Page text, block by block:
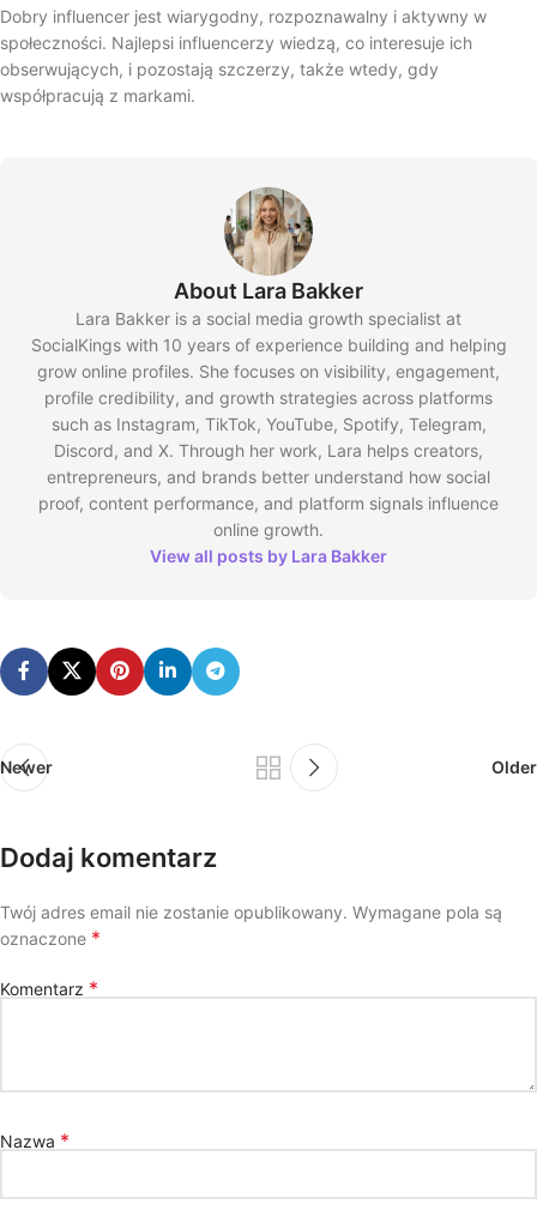
Dobry influencer jest wiarygodny, rozpoznawalny i aktywny w
społeczności. Najlepsi influencerzy wiedzą, co interesuje ich
obserwujących, i pozostają szczerzy, także wtedy, gdy
współpracują z markami.
About Lara Bakker
Lara Bakker is a social media growth specialist at
SocialKings with 10 years of experience building and helping
grow online profiles. She focuses on visibility, engagement,
profile credibility, and growth strategies across platforms
such as Instagram, TikTok, YouTube, Spotify, Telegram,
Discord, and X. Through her work, Lara helps creators,
entrepreneurs, and brands better understand how social
proof, content performance, and platform signals influence
online growth.
View all posts by Lara Bakker
Newer Older
Dodaj komentarz
Twój adres email nie zostanie opublikowany. Wymagane pola są
oznaczone *
Komentarz *
Nazwa *